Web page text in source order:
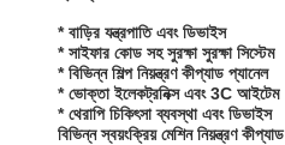
* বাড়ির যন্ত্রপাতি এবং ডিভাইস
* সাইফার কোড সহ সুরক্ষা সুরক্ষা সিস্টেম
* বিভিন্ন শিল্প নিয়ন্ত্রণ কীপ্যাড প্যানেল
* ভোক্তা ইলেকট্রনিক্স এবং 3C আইটেম
* থেরাপি চিকিৎসা ব্যবস্থা এবং ডিভাইস
বিভিন্ন স্বয়ংক্রিয় মেশিন নিয়ন্ত্রণ কীপ্যাড